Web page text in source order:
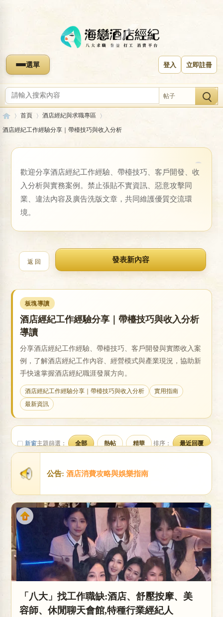
選單 登入 立即註冊
帖子
首頁 酒店經紀與求職專區
酒店經紀工作經驗分享｜帶檯技巧與收入分析
收藏本版
酒店經紀工作經驗分享｜帶檯技巧與收
歡迎分享酒店經紀工作經驗、帶檯技巧、客戶開發、收
入分析與實務案例。禁止張貼不實資訊、惡意攻擊同
業、違法內容及廣告洗版文章，共同維護優質交流環
境。
返 回
板塊導讀
酒店經紀工作經驗分享｜帶檯技巧與收入分析
導讀
分享酒店經紀工作經驗、帶檯技巧、客戶開發與實際收入案
例，了解酒店經紀工作內容、經營模式與產業現況，協助新
手快速掌握酒店經紀職涯發展方向。
酒店經紀工作經驗分享｜帶檯技巧與收入分析
實用指南
最新資訊
新窗主題篩選： 全部 熱帖 精華 排序： 最近回覆
公告: 酒店消費攻略與娛樂指南
「八大」找工作職缺:酒店、舒壓按摩、美
容師、休閒聊天會館,特種行業經紀人